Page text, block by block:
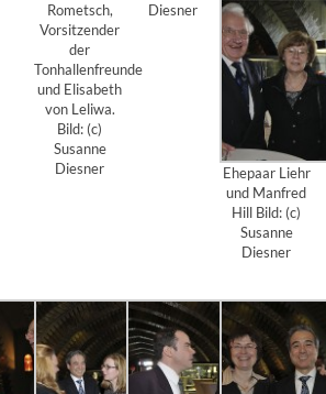
Rometsch,
Vorsitzender
der
Tonhallenfreunde
und Elisabeth
von Leliwa.
Bild: (c)
Susanne
Diesner
Diesner
Ehepaar Liehr
und Manfred
Hill Bild: (c)
Susanne
Diesner